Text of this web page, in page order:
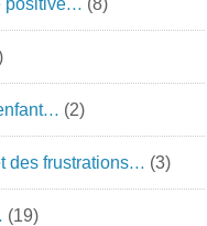
positive… (8)
(2)
des frustrations… (3)
(19)